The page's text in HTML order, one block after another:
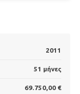
2011
51 μήνες
69.750,00 €